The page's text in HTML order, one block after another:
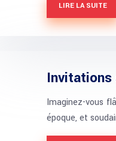
LIRE LA SUITE
Invitations
Imaginez-vous
époque, et